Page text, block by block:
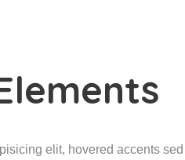
elit, hovered accents